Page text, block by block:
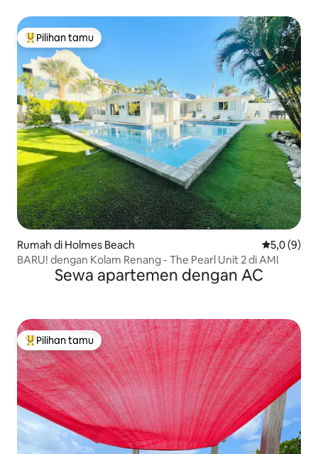
Pilihan tamu terpopuler
Pilihan tamu
Rumah di Holmes Beach Nilai rata-
5,0 (9)
BARU! dengan Kolam Renang - The Pearl Unit 2 di AMI
Sewa apartemen dengan AC
Pilihan tamu terpopuler
Pilihan tamu